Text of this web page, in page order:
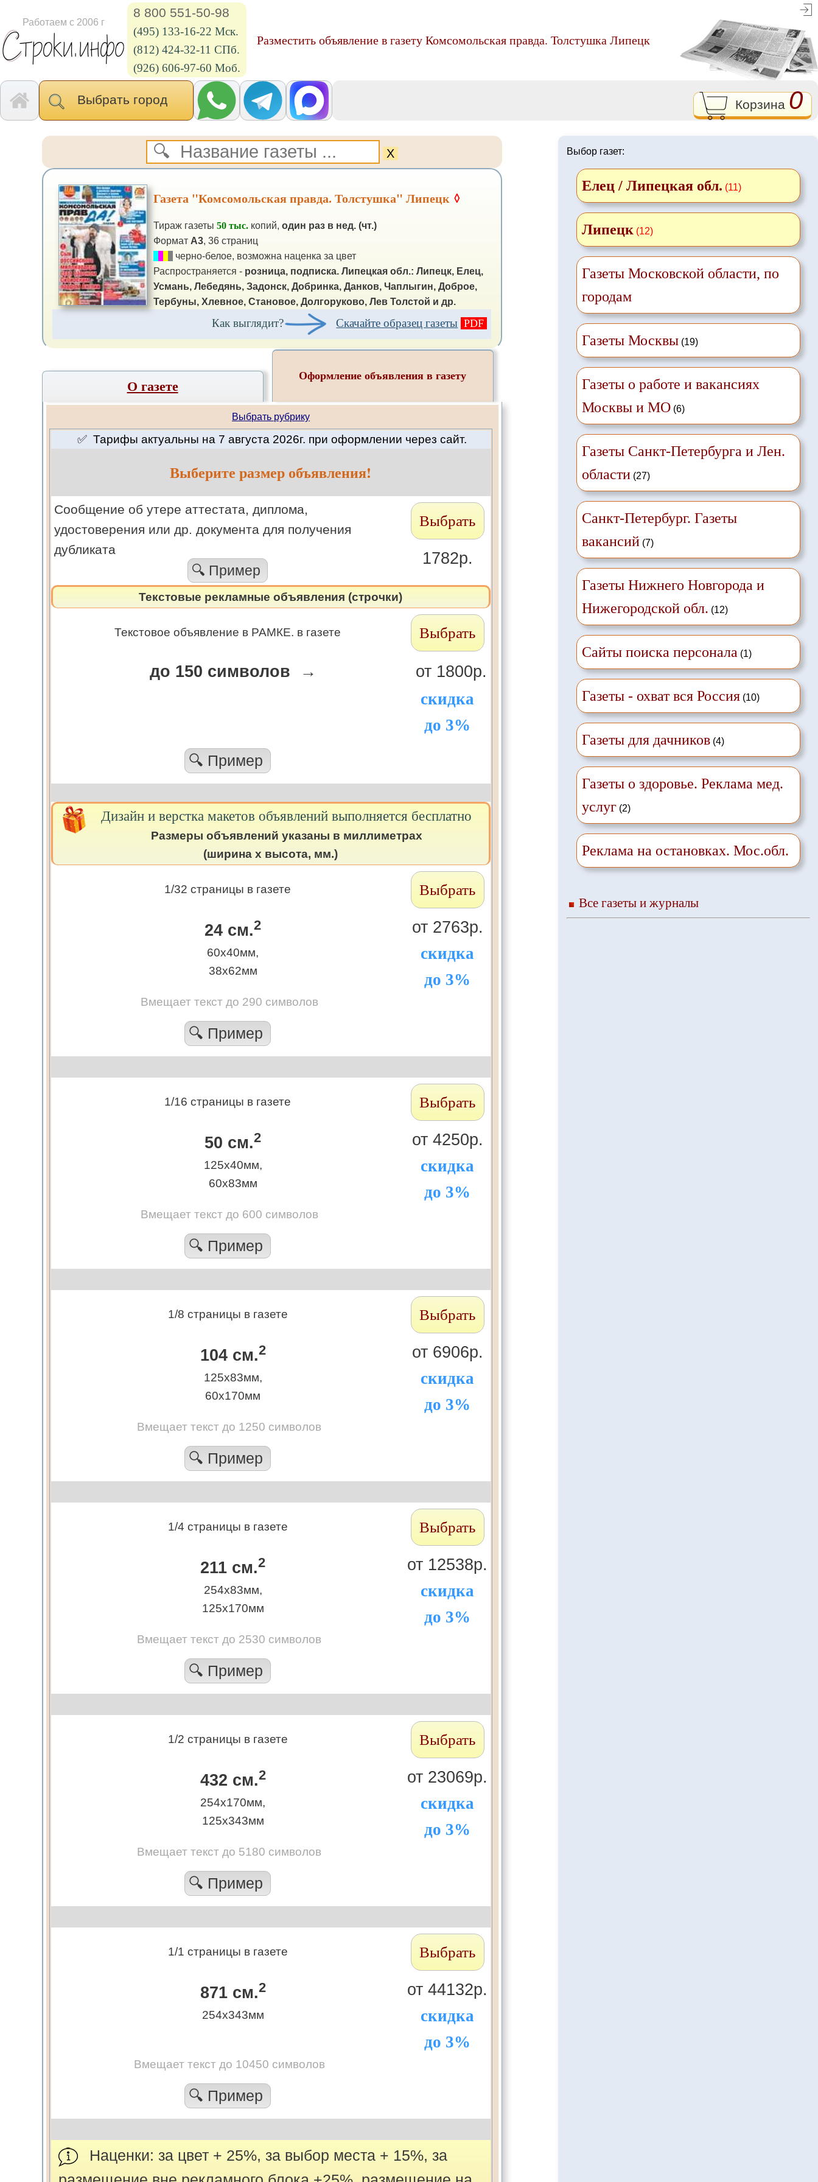
Работаем с 2006 г
8 800 551-50-98
(495) 133-16-22 Мск.
(812) 424-32-11 СПб.
(926) 606-97-60 Моб.
Разместить объявление в газету Комсомольская правда. Толстушка Липецк
Выбрать город Корзина 0
Х
Газета "Комсомольская правда. Толстушка" Липецк ◊
Тираж газеты50 тыс. копий,один раз в нед. (чт.)
Формат А3, 36 страниц
черно-белое, возможна наценка за цвет
Распространяется - розница, подписка. Липецкая обл.: Липецк, Елец,
Усмань, Лебедянь, Задонск, Добринка, Данков, Чаплыгин, Доброе,
Тербуны, Хлевное, Становое, Долгоруково, Лев Толстой и др.
Как выглядит? Скачайте образец газеты PDF
Оформление объявления в газету
О газете
Выбрать рубрику
✅ Тарифы актуальны на 7 августа 2026г. при оформлении через сайт.
Выберите размер объявления!
Cообщение об утере аттестата, диплома,
удостоверения или др. документа для получения
дубликата
🔍 Пример
Выбрать
1782р.
Текстовые рекламные объявления (строчки)
Текстовое объявление в РАМКЕ. в газете Выбрать
до 150 символов →
от 1800р.
скидка
до 3%
🔍 Пример
Дизайн и верстка макетов объявлений выполняется бесплатно
Размеры объявлений указаны в миллиметрах
(ширина х высота, мм.)
1/32 страницы в газете Выбрать
24 см.2
60х40мм,
38х62мм
от 2763р.
скидка
до 3%
Вмещает текст до 290 символов
🔍 Пример
1/16 страницы в газете Выбрать
50 см.2
125х40мм,
60х83мм
от 4250р.
скидка
до 3%
Вмещает текст до 600 символов
🔍 Пример
1/8 страницы в газете Выбрать
104 см.2
125х83мм,
60х170мм
от 6906р.
скидка
до 3%
Вмещает текст до 1250 символов
🔍 Пример
1/4 страницы в газете Выбрать
211 см.2
254х83мм,
125х170мм
от 12538р.
скидка
до 3%
Вмещает текст до 2530 символов
🔍 Пример
1/2 страницы в газете Выбрать
432 см.2
254х170мм,
125х343мм
от 23069р.
скидка
до 3%
Вмещает текст до 5180 символов
🔍 Пример
1/1 страницы в газете Выбрать
871 см.2
254х343мм
от 44132р.
скидка
до 3%
Вмещает текст до 10450 символов
🔍 Пример
Наценки: за цвет + 25%, за выбор места + 15%, за
Выбор газет:
Елец / Липецкая обл. (11)
Липецк (12)
Газеты Московской области, по
городам
Газеты Москвы(19)
Газеты о работе и вакансиях
Москвы и МО(6)
Газеты Санкт-Петербурга и Лен.
области(27)
Санкт-Петербург. Газеты
вакансий(7)
Газеты Нижнего Новгорода и
Нижегородской обл. (12)
Сайты поиска персонала(1)
Газеты - охват вся Россия(10)
Газеты для дачников(4)
Газеты о здоровье. Реклама мед.
услуг(2)
Реклама на остановках. Мос.обл.
Все газеты и журналы